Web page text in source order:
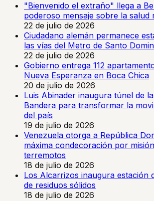
"Bienvenido el extraño" llega a
poderoso mensaje sobre la salud
22 de julio de 2026
Ciudadano alemán permanece
las vías del Metro de Santo
22 de julio de 2026
Gobierno entrega 112
Nueva Esperanza en Boca Chica
20 de julio de 2026
Luis Abinader inaugura túnel de
Bandera para transformar la
del país
19 de julio de 2026
Venezuela otorga a República
máxima condecoración por
terremotos
18 de julio de 2026
Los Alcarrizos inaugura estación
de residuos sólidos
18 de julio de 2026